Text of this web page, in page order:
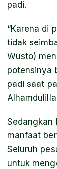
padi.
“Karena di
tidak
Wusto)
potensinya
padi saat
Sedangkan
manfaat
Seluruh
untuk